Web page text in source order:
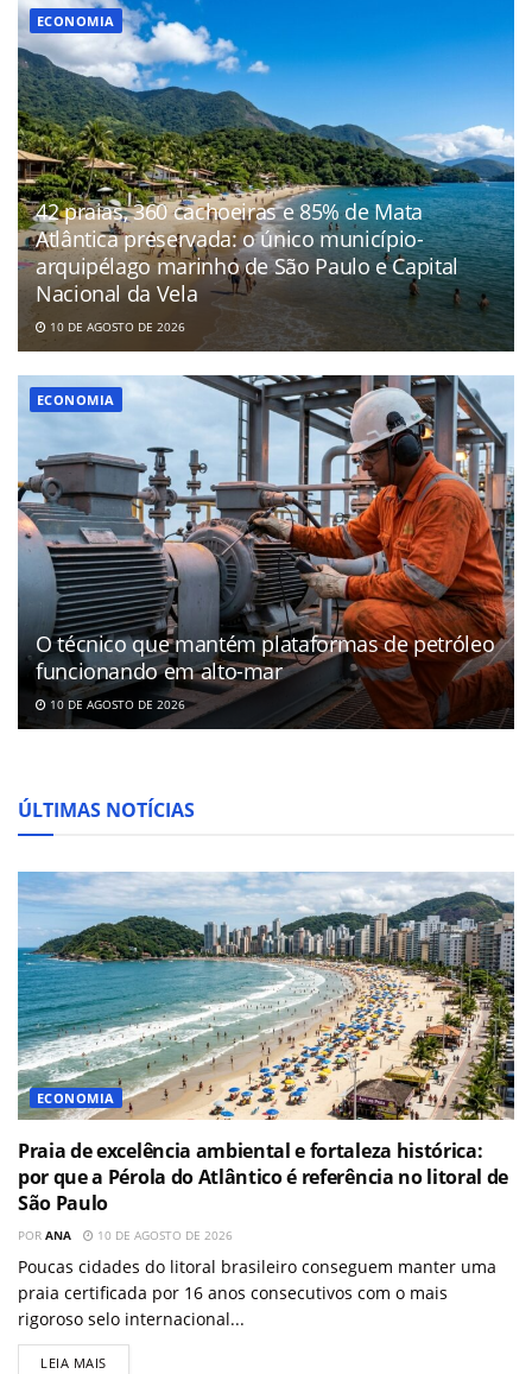
ECONOMIA
42 praias, 360 cachoeiras e 85% de Mata
Atlântica preservada: o único município-
arquipélago marinho de São Paulo e Capital
Nacional da Vela
10 DE AGOSTO DE 2026
ECONOMIA
O técnico que mantém plataformas de petróleo
funcionando em alto-mar
10 DE AGOSTO DE 2026
ÚLTIMAS NOTÍCIAS
ECONOMIA
Praia de excelência ambiental e fortaleza histórica:
por que a Pérola do Atlântico é referência no litoral de
São Paulo
POR ANA 10 DE AGOSTO DE 2026
Poucas cidades do litoral brasileiro conseguem manter uma
praia certificada por 16 anos consecutivos com o mais
rigoroso selo internacional...
LEIA MAIS